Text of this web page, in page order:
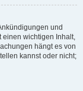
und
einen wichtigen Inhalt,
hängt es von
kannst oder nicht;